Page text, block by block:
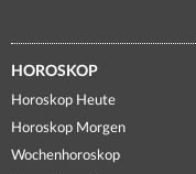
HOROSKOP
Horoskop Heute
Horoskop Morgen
Wochenhoroskop